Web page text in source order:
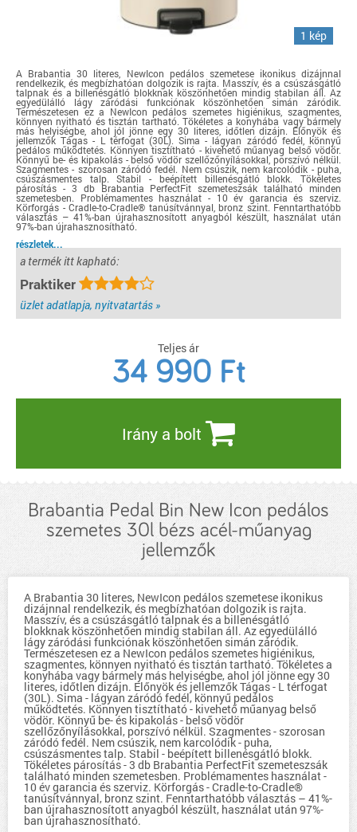
1 kép
A Brabantia 30 literes, NewIcon pedálos szemetese ikonikus dizájnnal
rendelkezik, és megbízhatóan dolgozik is rajta. Masszív, és a csúszásgátló
talpnak és a billenésgátló blokknak köszönhetően mindig stabilan áll. Az
egyedülálló lágy záródási funkciónak köszönhetően simán záródik.
Természetesen ez a NewIcon pedálos szemetes higiénikus, szagmentes,
könnyen nyitható és tisztán tartható. Tökéletes a konyhába vagy bármely
más helyiségbe, ahol jól jönne egy 30 literes, időtlen dizájn. Előnyök és
jellemzők Tágas - L térfogat (30L). Sima - lágyan záródó fedél, könnyű
pedálos működtetés. Könnyen tisztítható - kivehető műanyag belső vödör.
Könnyű be- és kipakolás - belső vödör szellőzőnyílásokkal, porszívó nélkül.
Szagmentes - szorosan záródó fedél. Nem csúszik, nem karcolódik - puha,
csúszásmentes talp. Stabil - beépített billenésgátló blokk. Tökéletes
párosítás - 3 db Brabantia PerfectFit szemeteszsák található minden
szemetesben. Problémamentes használat - 10 év garancia és szerviz.
Körforgás - Cradle-to-Cradle® tanúsítvánnyal, bronz szint. Fenntarthatóbb
választás – 41%-ban újrahasznosított anyagból készült, használat után
97%-ban újrahasznosítható.
részletek...
a termék itt kapható:
Praktiker
üzlet adatlapja, nyitvatartás »
Teljes ár
34 990 Ft
Irány a bolt
Brabantia Pedal Bin New Icon pedálos
szemetes 30l bézs acél-műanyag
jellemzők
A Brabantia 30 literes, NewIcon pedálos szemetese ikonikus
dizájnnal rendelkezik, és megbízhatóan dolgozik is rajta.
Masszív, és a csúszásgátló talpnak és a billenésgátló
blokknak köszönhetően mindig stabilan áll. Az egyedülálló
lágy záródási funkciónak köszönhetően simán záródik.
Természetesen ez a NewIcon pedálos szemetes higiénikus,
szagmentes, könnyen nyitható és tisztán tartható. Tökéletes a
konyhába vagy bármely más helyiségbe, ahol jól jönne egy 30
literes, időtlen dizájn. Előnyök és jellemzők Tágas - L térfogat
(30L). Sima - lágyan záródó fedél, könnyű pedálos
működtetés. Könnyen tisztítható - kivehető műanyag belső
vödör. Könnyű be- és kipakolás - belső vödör
szellőzőnyílásokkal, porszívó nélkül. Szagmentes - szorosan
záródó fedél. Nem csúszik, nem karcolódik - puha,
csúszásmentes talp. Stabil - beépített billenésgátló blokk.
Tökéletes párosítás - 3 db Brabantia PerfectFit szemeteszsák
található minden szemetesben. Problémamentes használat -
10 év garancia és szerviz. Körforgás - Cradle-to-Cradle®
tanúsítvánnyal, bronz szint. Fenntarthatóbb választás – 41%-
ban újrahasznosított anyagból készült, használat után 97%-
ban újrahasznosítható.